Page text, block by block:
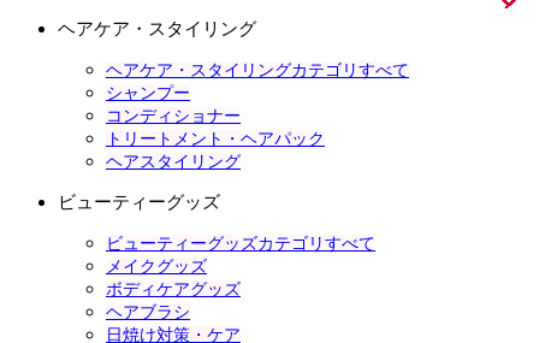
ヘアケア・スタイリング
ヘアケア・スタイリングカテゴリすべて
シャンプー
コンディショナー
トリートメント・ヘアパック
ヘアスタイリング
ビューティーグッズ
ビューティーグッズカテゴリすべて
メイクグッズ
ボディケアグッズ
ヘアブラシ
日焼け対策・ケア